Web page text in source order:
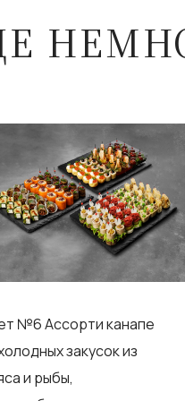
№6 Ассорти канапе
закусок из
и рыбы,